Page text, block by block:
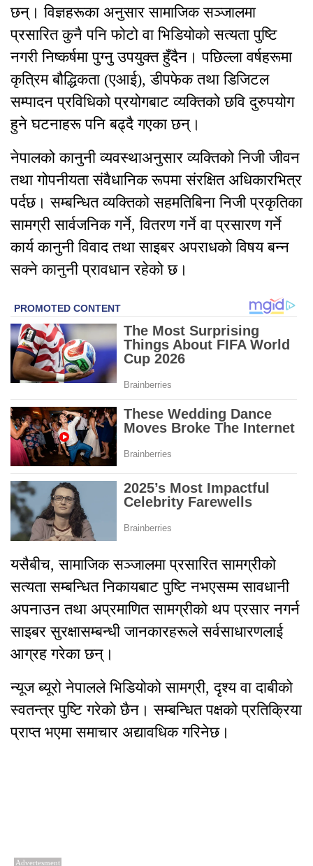
छन्। विज्ञहरूका अनुसार सामाजिक सञ्जालमा
प्रसारित कुनै पनि फोटो वा भिडियोको सत्यता पुष्टि
नगरी निष्कर्षमा पुग्नु उपयुक्त हुँदैन। पछिल्ला वर्षहरूमा
कृत्रिम बौद्धिकता (एआई), डीपफेक तथा डिजिटल
सम्पादन प्रविधिको प्रयोगबाट व्यक्तिको छवि दुरुपयोग
हुने घटनाहरू पनि बढ्दै गएका छन्।
नेपालको कानुनी व्यवस्थाअनुसार व्यक्तिको निजी जीवन
तथा गोपनीयता संवैधानिक रूपमा संरक्षित अधिकारभित्र
पर्दछ। सम्बन्धित व्यक्तिको सहमतिबिना निजी प्रकृतिका
सामग्री सार्वजनिक गर्ने, वितरण गर्ने वा प्रसारण गर्ने
कार्य कानुनी विवाद तथा साइबर अपराधको विषय बन्न
सक्ने कानुनी प्रावधान रहेको छ।
यसैबीच, सामाजिक सञ्जालमा प्रसारित सामग्रीको
सत्यता सम्बन्धित निकायबाट पुष्टि नभएसम्म सावधानी
अपनाउन तथा अप्रमाणित सामग्रीको थप प्रसार नगर्न
साइबर सुरक्षासम्बन्धी जानकारहरूले सर्वसाधारणलाई
आग्रह गरेका छन्।
न्यूज ब्यूरो नेपालले भिडियोको सामग्री, दृश्य वा दाबीको
स्वतन्त्र पुष्टि गरेको छैन। सम्बन्धित पक्षको प्रतिक्रिया
प्राप्त भएमा समाचार अद्यावधिक गरिनेछ।
Advertesment